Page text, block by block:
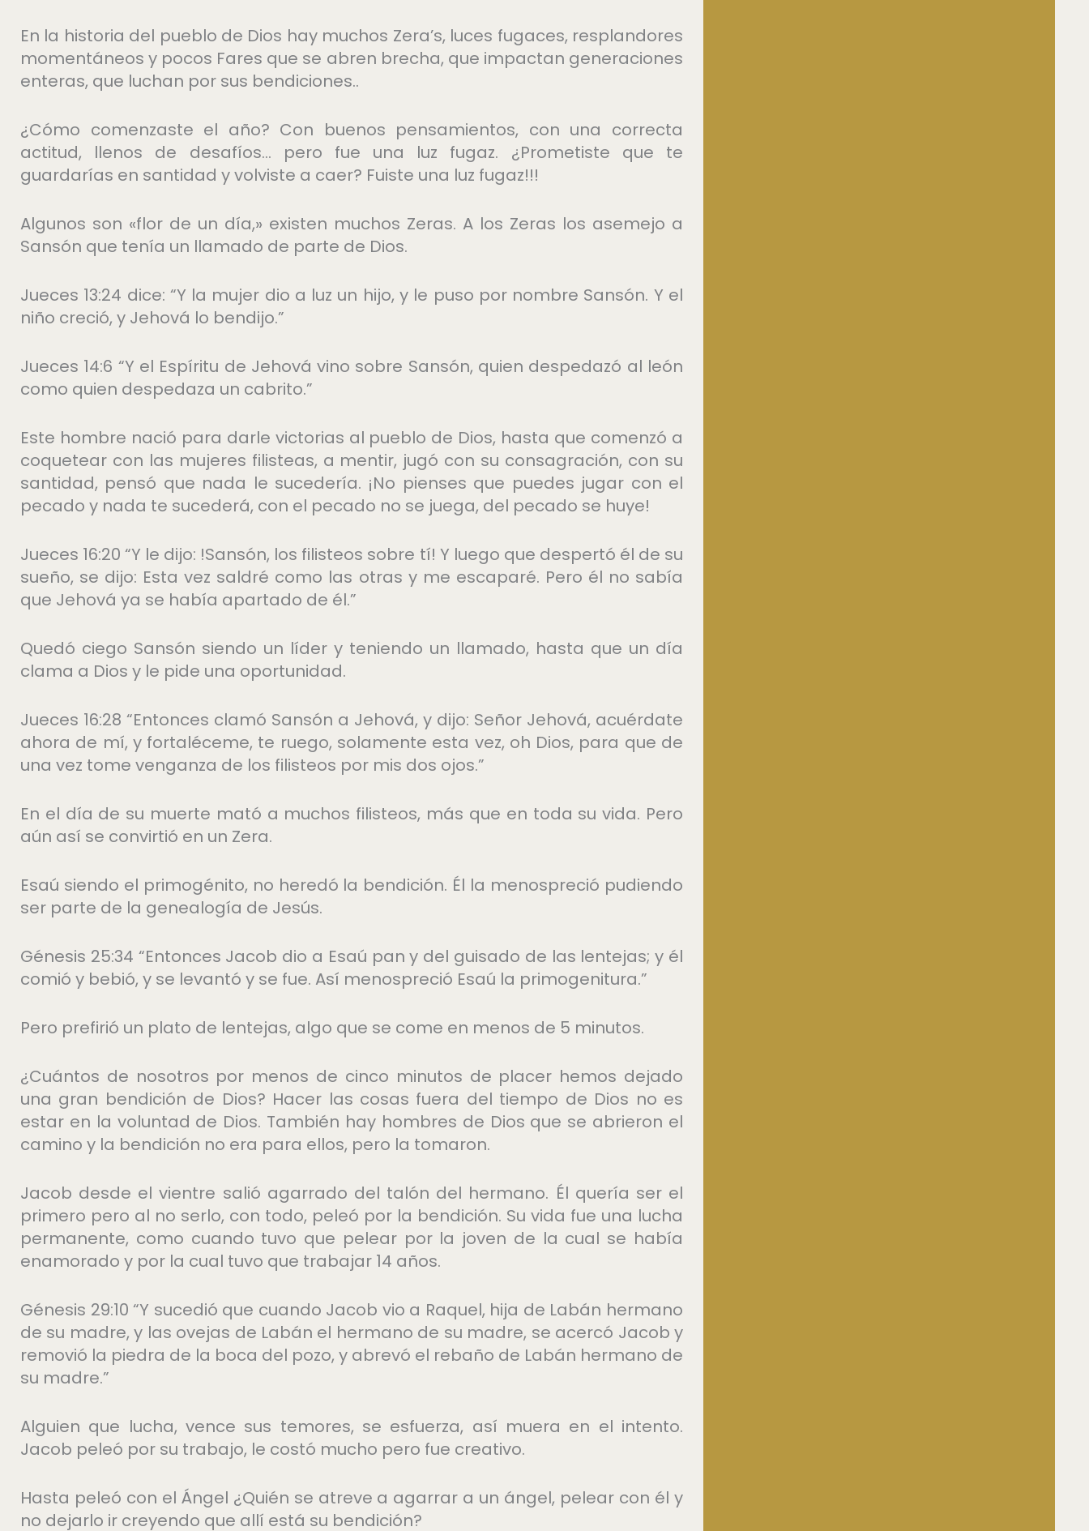
En la historia del pueblo de Dios hay muchos Zera’s, luces fugaces, resplandores
momentáneos y pocos Fares que se abren brecha, que impactan generaciones
enteras, que luchan por sus bendiciones..
¿Cómo comenzaste el año? Con buenos pensamientos, con una correcta
actitud, llenos de desafíos… pero fue una luz fugaz. ¿Prometiste que te
guardarías en santidad y volviste a caer? Fuiste una luz fugaz!!!
Algunos son «flor de un día,» existen muchos Zeras. A los Zeras los asemejo a
Sansón que tenía un llamado de parte de Dios.
Jueces 13:24 dice: “Y la mujer dio a luz un hijo, y le puso por nombre Sansón. Y el
niño creció, y Jehová lo bendijo.”
Jueces 14:6 “Y el Espíritu de Jehová vino sobre Sansón, quien despedazó al león
como quien despedaza un cabrito.”
Este hombre nació para darle victorias al pueblo de Dios, hasta que comenzó a
coquetear con las mujeres filisteas, a mentir, jugó con su consagración, con su
santidad, pensó que nada le sucedería. ¡No pienses que puedes jugar con el
pecado y nada te sucederá, con el pecado no se juega, del pecado se huye!
Jueces 16:20 “Y le dijo: !Sansón, los filisteos sobre tí! Y luego que despertó él de su
sueño, se dijo: Esta vez saldré como las otras y me escaparé. Pero él no sabía
que Jehová ya se había apartado de él.”
Quedó ciego Sansón siendo un líder y teniendo un llamado, hasta que un día
clama a Dios y le pide una oportunidad.
Jueces 16:28 “Entonces clamó Sansón a Jehová, y dijo: Señor Jehová, acuérdate
ahora de mí, y fortaléceme, te ruego, solamente esta vez, oh Dios, para que de
una vez tome venganza de los filisteos por mis dos ojos.”
En el día de su muerte mató a muchos filisteos, más que en toda su vida. Pero
aún así se convirtió en un Zera.
Esaú siendo el primogénito, no heredó la bendición. Él la menospreció pudiendo
ser parte de la genealogía de Jesús.
Génesis 25:34 “Entonces Jacob dio a Esaú pan y del guisado de las lentejas; y él
comió y bebió, y se levantó y se fue. Así menospreció Esaú la primogenitura.”
Pero prefirió un plato de lentejas, algo que se come en menos de 5 minutos.
¿Cuántos de nosotros por menos de cinco minutos de placer hemos dejado
una gran bendición de Dios? Hacer las cosas fuera del tiempo de Dios no es
estar en la voluntad de Dios. También hay hombres de Dios que se abrieron el
camino y la bendición no era para ellos, pero la tomaron.
Jacob desde el vientre salió agarrado del talón del hermano. Él quería ser el
primero pero al no serlo, con todo, peleó por la bendición. Su vida fue una lucha
permanente, como cuando tuvo que pelear por la joven de la cual se había
enamorado y por la cual tuvo que trabajar 14 años.
Génesis 29:10 “Y sucedió que cuando Jacob vio a Raquel, hija de Labán hermano
de su madre, y las ovejas de Labán el hermano de su madre, se acercó Jacob y
removió la piedra de la boca del pozo, y abrevó el rebaño de Labán hermano de
su madre.”
Alguien que lucha, vence sus temores, se esfuerza, así muera en el intento.
Jacob peleó por su trabajo, le costó mucho pero fue creativo.
Hasta peleó con el Ángel ¿Quién se atreve a agarrar a un ángel, pelear con él y
no dejarlo ir creyendo que allí está su bendición?